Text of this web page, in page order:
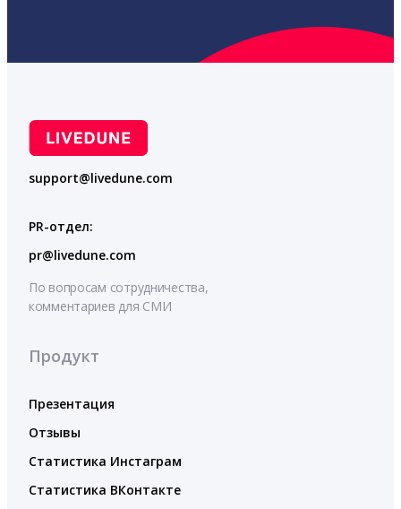
support@livedune.com
PR-отдел:
pr@livedune.com
По вопросам сотрудничества,
комментариев для СМИ
Продукт
Презентация
Отзывы
Статистика Инстаграм
Статистика ВКонтакте